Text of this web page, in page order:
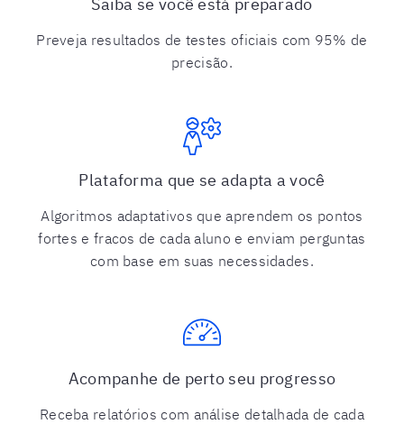
Preveja resultados de testes oficiais com 95% de
precisão.
Plataforma que se adapta a você
Algoritmos adaptativos que aprendem os pontos
fortes e fracos de cada aluno e enviam perguntas
com base em suas necessidades.
Acompanhe de perto seu progresso
Receba relatórios com análise detalhada de cada